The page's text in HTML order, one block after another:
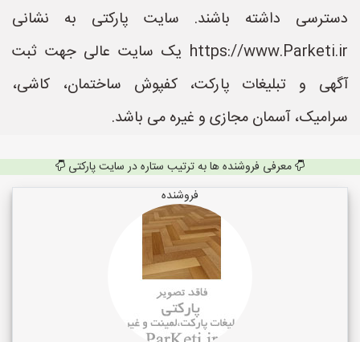
دسترسی داشته باشند. سایت پارکتی به نشانی
https://www.Parketi.ir یک سایت عالی جهت ثبت
آگهی و تبلیغات پارکت، کفپوش ساختمان، کاشی،
سرامیک، آسمان مجازی و غیره می باشد.
معرفی فروشنده ها به ترتیب ستاره در سایت پارکتی
فروشنده